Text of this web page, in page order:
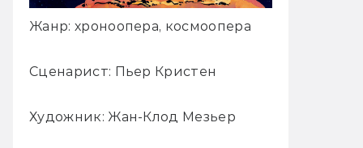
Жанр: хроноопера, космоопера
Сценарист: Пьер Кристен
Художник: Жан-Клод Мезьер